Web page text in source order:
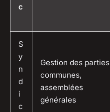
c
S
y
n
d
i
c
Gestion des parties
communes,
assemblées
générales